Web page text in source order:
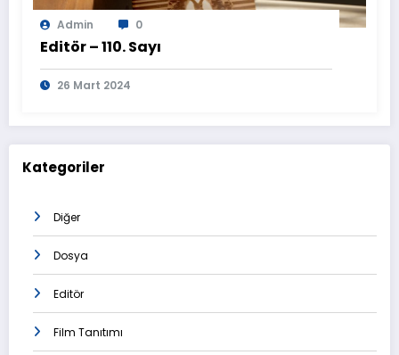
Admin 0
Editör – 110. Sayı
26 Mart 2024
Kategoriler
Diğer
Dosya
Editör
Film Tanıtımı